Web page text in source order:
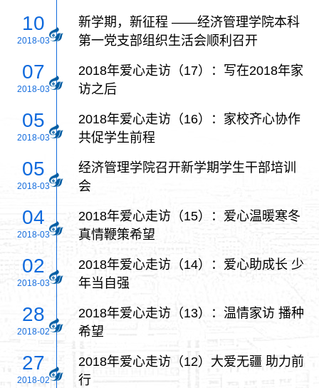
10
2018-03
新学期，新征程 ——经济管理学院本科
第一党支部组织生活会顺利召开
07
2018-03
2018年爱心走访（17）：写在2018年家
访之后
05
2018-03
2018年爱心走访（16）：家校齐心协作
共促学生前程
05
2018-03
经济管理学院召开新学期学生干部培训
会
04
2018-03
2018年爱心走访（15）：爱心温暖寒冬
真情鞭策希望
02
2018-03
2018年爱心走访（14）：爱心助成长 少
年当自强
28
2018-02
2018年爱心走访（13）：温情家访 播种
希望
27
2018-02
2018年爱心走访（12）大爱无疆 助力前
行